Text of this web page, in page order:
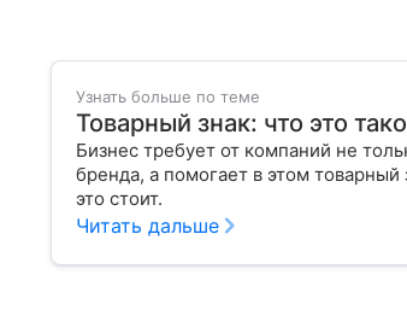
Узнать больше по теме
Товарный знак: что это
Бизнес требует от компаний не
бренда, а помогает в этом товарный
это стоит.
Читать дальше